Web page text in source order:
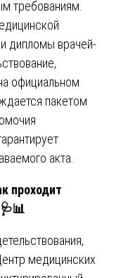
требованиям.
дипломы врачей-
официальном
пакетом
акта.
проходит
📊
медицинских